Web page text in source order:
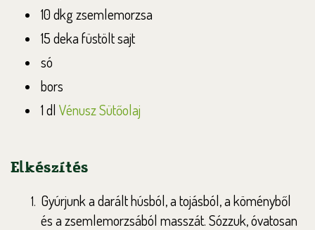
10 dkg zsemlemorzsa
15 deka füstölt sajt
só
bors
1 dl Vénusz Sütőolaj
Elkészítés
Gyúrjunk a darált húsból, a tojásból, a köményből
és a zsemlemorzsából masszát. Sózzuk, óvatosan